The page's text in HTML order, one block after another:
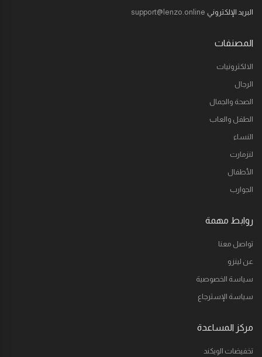
البريد الإلكتروني support@lenzo.online
المصنفات
الالكترونيات
الرجال
الصحة والجمال
الطفل والعاب
النساء
لنزمارت
الأطفال
الجوارب
روابط مهمة
تواصل معنا
عن لينزو
سياسة الخصوصية
سياسة الإسترجاع
مركز المساعدة
تخفيضات الويكند